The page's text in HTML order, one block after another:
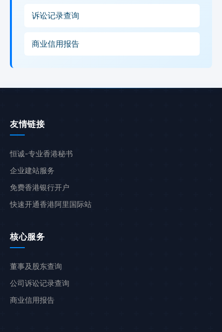
诉讼记录查询
商业信用报告
友情链接
恒诚-专业香港秘书
企业建站服务
免费香港银行开户
快速开通香港阿里国际站
核心服务
董事及股东查询
公司诉讼记录查询
商业信用报告